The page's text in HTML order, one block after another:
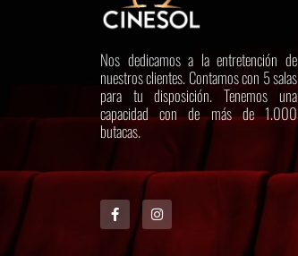
Nos dedicamos a la entretención de
nuestros clientes. Contamos con 5 salas
para tu disposición. Tenemos una
capacidad con de más de 1.000
butacas.